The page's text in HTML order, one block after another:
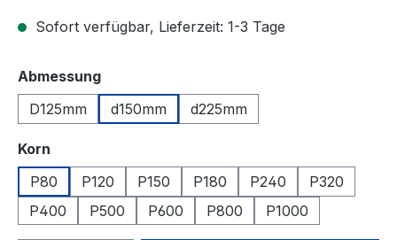
Sofort verfügbar, Lieferzeit: 1-3 Tage
Abmessungauswählen
D125mm
d150mm d225mm
Korn
P80
P120 P150 P180 P240
P320
P400
P500 P600 P800 P1000